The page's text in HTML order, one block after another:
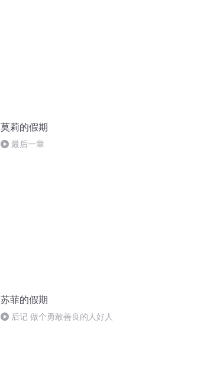
莫莉的假期
最后一章
苏菲的假期
后记 做个勇敢善良的人好人